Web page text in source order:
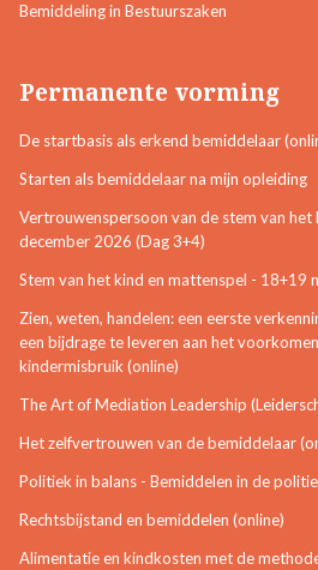
Bemiddeling in Bestuurszaken
Permanente vorming
De startbasis als erkend bemiddelaar
Starten als bemiddelaar na mijn opleiding
Vertrouwenspersoon van de stem van
december 2026 (Dag 3+4)
Stem van het kind en mattenspel - 18+19
Zien, weten, handelen: een eerste
een bijdrage te leveren aan het
kindermisbruik (online)
The Art of Mediation Leadership
Het zelfvertrouwen van de bemiddelaar
Politiek in balans - Bemiddelen in de
Rechtsbijstand en bemiddelen (online)
Alimentatie en kindkosten met de